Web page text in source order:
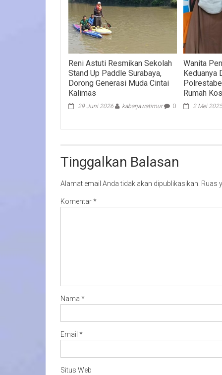
Reni Astuti Resmikan Sekolah
Stand Up Paddle Surabaya,
Dorong Generasi Muda Cintai
Kalimas
29 Juni 2026 kabarjawatimur 0
Wanita
Keduanya
Rumah
2 Mei
Tinggalkan Balasan
Alamat email Anda tidak akan dipublikasikan. Ruas
Komentar*
Nama *
Email *
Situs Web